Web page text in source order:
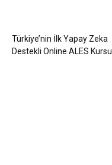
Türkiye’nin İlk Yapay Zeka
Destekli Online ALES Kursu